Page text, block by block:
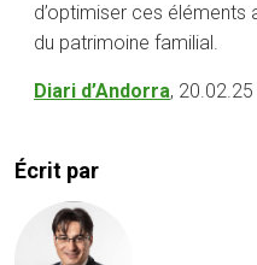
d’optimiser ces
du patrimoine familial.
Diari d’Andorra, 20.02.25
Écrit par